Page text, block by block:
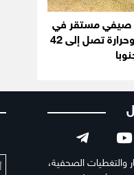
مستقر في
ليبيا.. وحرارة تصل إلى 42
والتغطيات الصحفية،